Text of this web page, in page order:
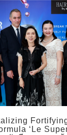
‘Le